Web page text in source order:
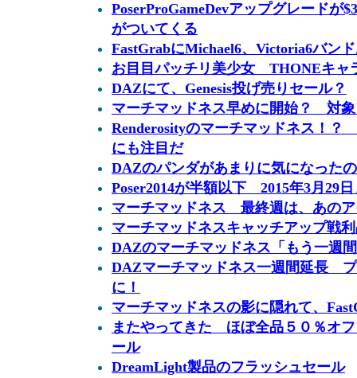
PoserProGameDevアップグレードが
がついてくる
FastGrabにMichael6、Victoria6バン
お目目パッチリ美少女 THONEキャ
DAZにて、Genesis投げ売りセール？
マーチマッドネス早めに開始？ 対
Renderosityのマーチマッドネス！？
にも注目だ
DAZのパンダがあまりに気になった
Poser2014が半額以下 2015年3月29
マーチマッドネス 最終週は、あの
マーチマッドネスキャッチアップ戦
DAZのマーチマッドネス「もう一週
DAZマーチマッドネス一週間延長
に！
マーチマッドネスの影に隠れて、
またやってきた ほぼ全品５０％オ
ール
DreamLight製品のフラッシュセール